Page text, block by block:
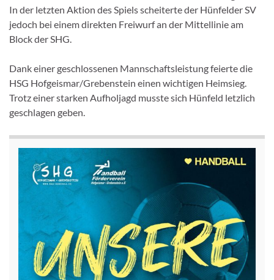
In der letzten Aktion des Spiels scheiterte der Hünfelder SV
jedoch bei einem direkten Freiwurf an der Mittellinie am
Block der SHG.
Dank einer geschlossenen Mannschaftsleistung feierte die
HSG Hofgeismar/Grebenstein einen wichtigen Heimsieg.
Trotz einer starken Aufholjagd musste sich Hünfeld letzlich
geschlagen geben.